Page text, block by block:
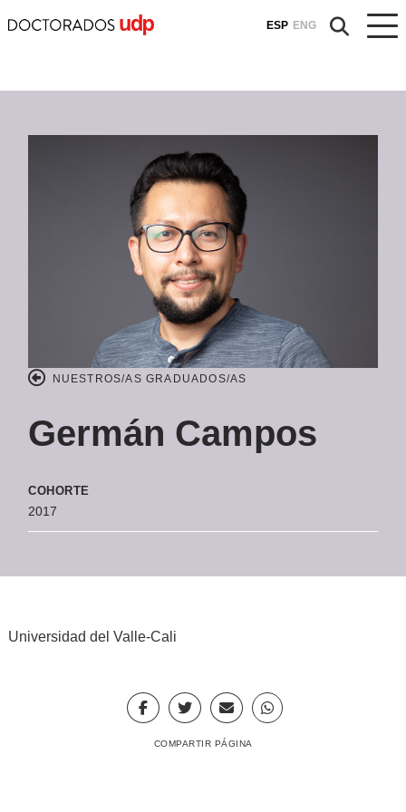
ESP ENG
NUESTROS/AS GRADUADOS/AS
Germán Campos
COHORTE
2017
Universidad del Valle-Cali
COMPARTIR PÁGINA